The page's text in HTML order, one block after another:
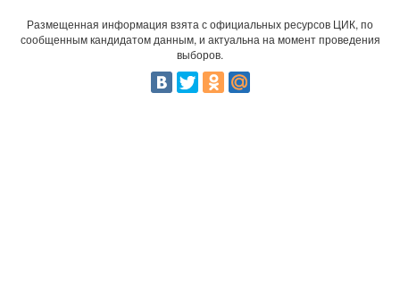
Размещенная информация взята с официальных ресурсов ЦИК, по
сообщенным кандидатом данным, и актуальна на момент проведения
выборов.